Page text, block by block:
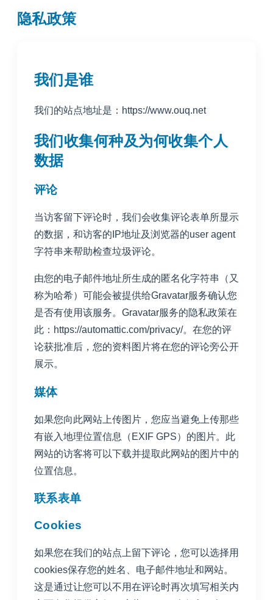
隐私政策
我们是谁
我们的站点地址是：https://www.ouq.net
我们收集何种及为何收集个人
数据
评论
当访客留下评论时，我们会收集评论表单所显示
的数据，和访客的IP地址及浏览器的user agent
字符串来帮助检查垃圾评论。
由您的电子邮件地址所生成的匿名化字符串（又
称为哈希）可能会被提供给Gravatar服务确认您
是否有使用该服务。Gravatar服务的隐私政策在
此：https://automattic.com/privacy/。在您的评
论获批准后，您的资料图片将在您的评论旁公开
展示。
媒体
如果您向此网站上传图片，您应当避免上传那些
有嵌入地理位置信息（EXIF GPS）的图片。此
网站的访客将可以下载并提取此网站的图片中的
位置信息。
联系表单
Cookies
如果您在我们的站点上留下评论，您可以选择用
cookies保存您的姓名、电子邮件地址和网站。
这是通过让您可以不用在评论时再次填写相关内